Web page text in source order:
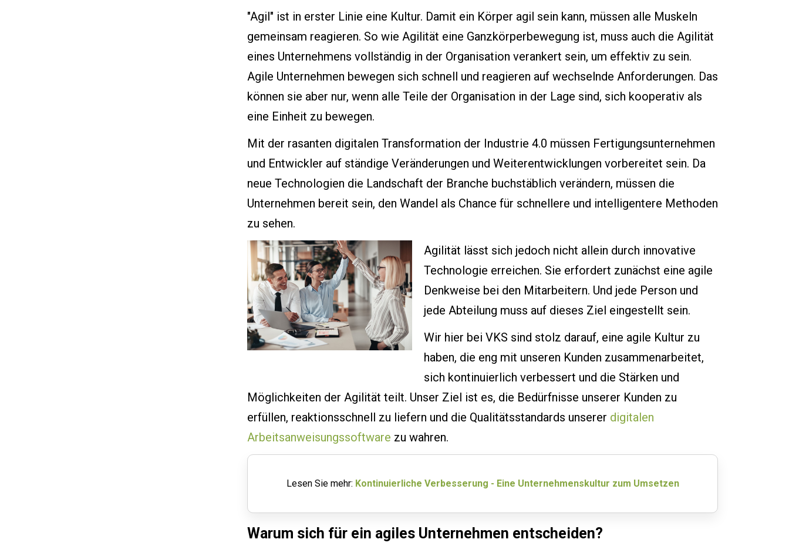
"Agil" ist in erster Linie eine Kultur. Damit ein Körper agil sein kann, müssen alle Muskeln
gemeinsam reagieren. So wie Agilität eine Ganzkörperbewegung ist, muss auch die Agilität
eines Unternehmens vollständig in der Organisation verankert sein, um effektiv zu sein.
Agile Unternehmen bewegen sich schnell und reagieren auf wechselnde Anforderungen. Das
können sie aber nur, wenn alle Teile der Organisation in der Lage sind, sich kooperativ als
eine Einheit zu bewegen.
Mit der rasanten digitalen Transformation der Industrie 4.0 müssen Fertigungsunternehmen
und Entwickler auf ständige Veränderungen und Weiterentwicklungen vorbereitet sein. Da
neue Technologien die Landschaft der Branche buchstäblich verändern, müssen die
Unternehmen bereit sein, den Wandel als Chance für schnellere und intelligentere Methoden
zu sehen.
Agilität lässt sich jedoch nicht allein durch innovative
Technologie erreichen. Sie erfordert zunächst eine agile
Denkweise bei den Mitarbeitern. Und jede Person und
jede Abteilung muss auf dieses Ziel eingestellt sein.
Wir hier bei VKS sind stolz darauf, eine agile Kultur zu
haben, die eng mit unseren Kunden zusammenarbeitet,
sich kontinuierlich verbessert und die Stärken und
Möglichkeiten der Agilität teilt. Unser Ziel ist es, die Bedürfnisse unserer Kunden zu
erfüllen, reaktionsschnell zu liefern und die Qualitätsstandards unserer digitalen
Arbeitsanweisungssoftware zu wahren.
Lesen Sie mehr: Kontinuierliche Verbesserung - Eine Unternehmenskultur zum Umsetzen
Warum sich für ein agiles Unternehmen entscheiden?